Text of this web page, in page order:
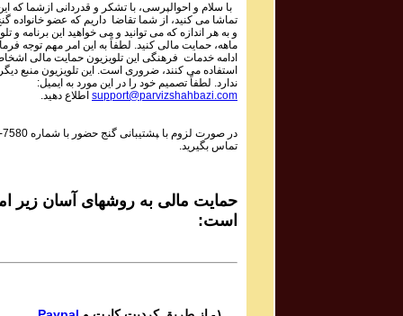
Ganj e Hozour Program #493
برنامه شماره ۴۹٣ گنج حضور
Parviz Shahbazi
Ganj e Hozour Program #492
برنامه شماره ۴۹٢ گنج حضور
Ganj e Hozour Program #491
Ganj e Hozour Program #490
Ganj e Hozour Program #489
Parviz Shahbazi
با سلام و احوالپرسی، با تشکر و قدردانی ازشما که این
تماشا می کنید، از شما تقاضا داریم که عضو خانواده
و به هر اندازه که می توانید و می خواهید این برنامه و
ماهه، حمایت مالی کنید. لطفاً به این امر مهم توجه
ادامه خدمات فرهنگی این تلویزیون حمایت مالی
استفاده می کنند، ضروری است. این تلویزیون منبع
ندارد. لطفاً تصمیم خود را در این مورد به ایمیل:
support@parvizshahbazi.com اطلاع دهید.
در صورت لزوم با ‍پشتیبانی گنج حضور با شماره 7580
تماس بگیرید.
حمایت مالی به روشهای آسان زیر
است: